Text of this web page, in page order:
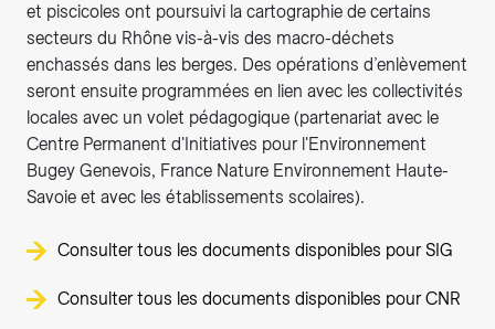
et piscicoles ont poursuivi la cartographie de certains
secteurs du Rhône vis-à-vis des macro-déchets
enchassés dans les berges. Des opérations d’enlèvement
seront ensuite programmées en lien avec les collectivités
locales avec un volet pédagogique (partenariat avec le
Centre Permanent d'Initiatives pour l'Environnement
Bugey Genevois, France Nature Environnement Haute-
Savoie et avec les établissements scolaires).
Consulter tous les documents disponibles pour SIG
Consulter tous les documents disponibles pour CNR